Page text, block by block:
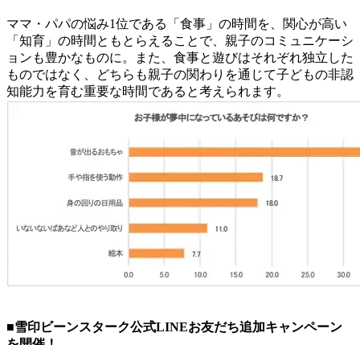
ママ・パパの悩み1位である「食事」の時間を、関心が高い
「知育」の時間ともとらえることで、親子のコミュニケーシ
ョンも豊かなものに。また、食事と遊びはそれぞれ独立した
ものではなく、どちらも親子の関わりを通じて子どもの非認
知能力を育む重要な時間であると考えられます。
■雪印ビーンスターク公式LINEお友だち追加キャンペーン